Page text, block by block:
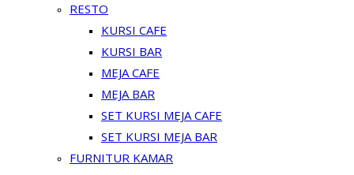
RESTO
KURSI CAFE
KURSI BAR
MEJA CAFE
MEJA BAR
SET KURSI MEJA CAFE
SET KURSI MEJA BAR
FURNITUR KAMAR